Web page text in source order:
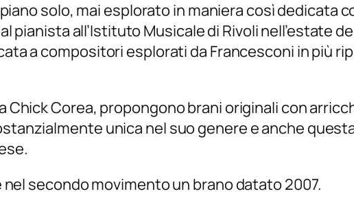
solo, mai esplorato in maniera così dedicata
all’Istituto Musicale di Rivoli nell’estate
a compositori esplorati da Francesconi in più
Corea, propongono brani originali con
unica nel suo genere e anche
nel secondo movimento un brano datato 2007.